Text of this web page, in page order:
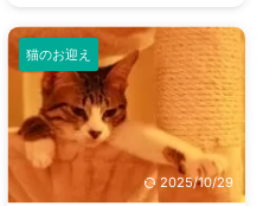
猫の頭数+1がもっとも理想的 猫
...
の？」 初めて子猫を迎え入れる
人は、そんな悩みを抱えているの
ではないでしょうか。 子猫はと
ても可愛らしいですが、そこから
10年以上をともに生きることと
なるため、準備や知識が必要で
す。 お迎え前に揃えておきたい
アイテムなどもご紹介しているの
猫のお迎え
2025/10/29